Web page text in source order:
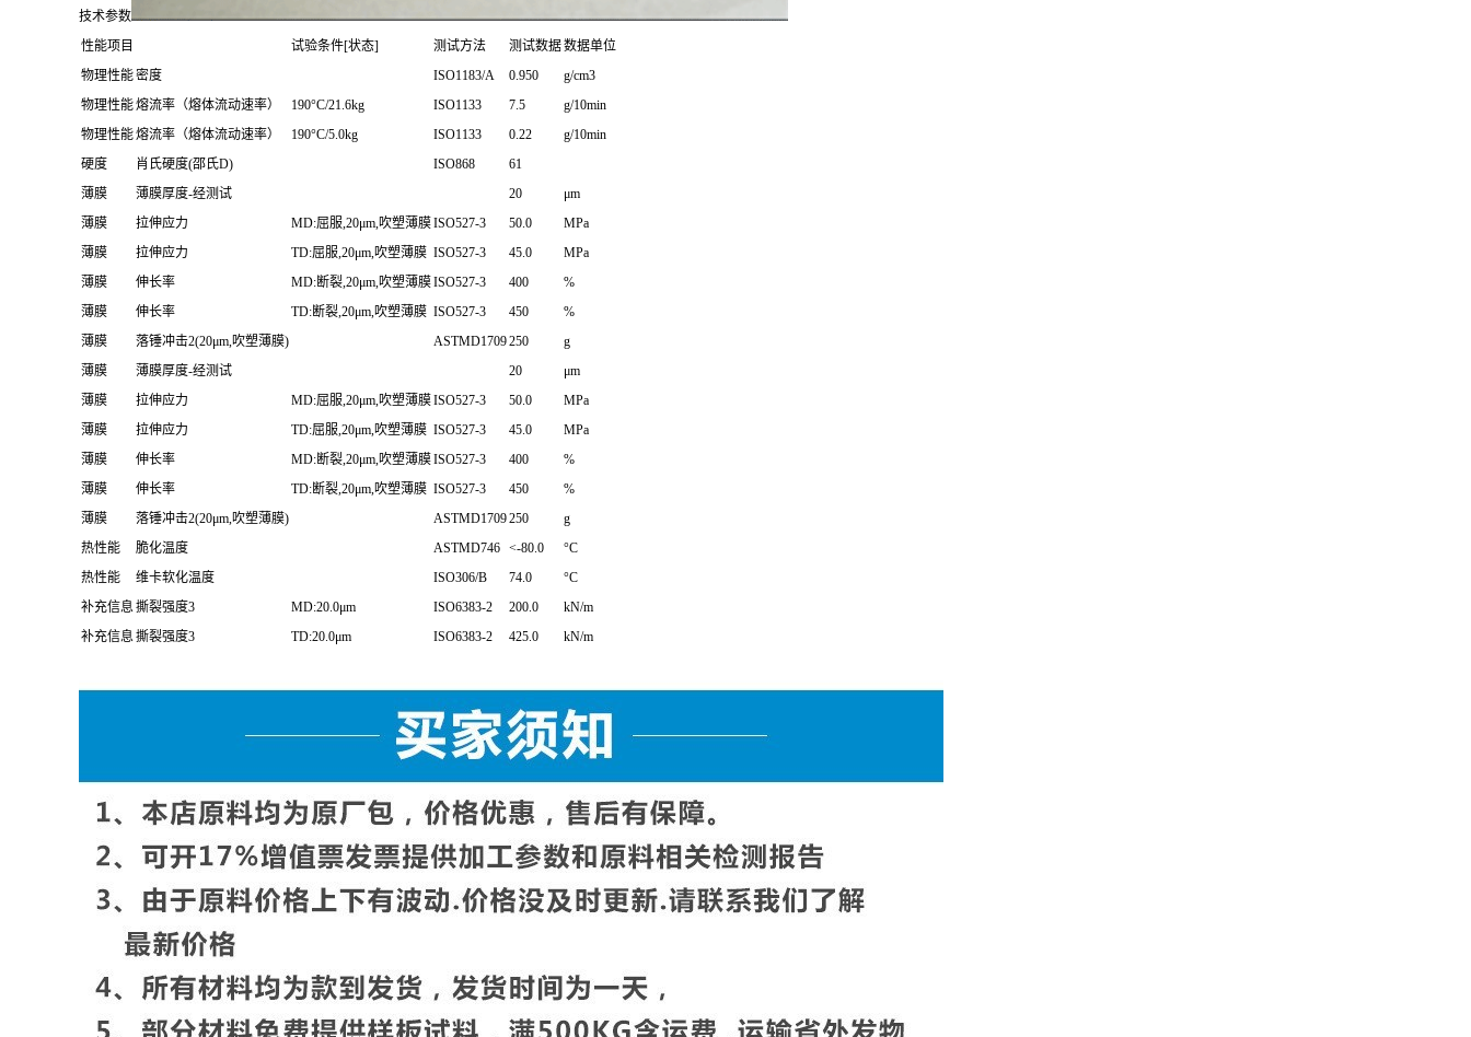
技术参数
性能项目
试验条件[状态] 测试方法 测试数据数据单位
物理性能密度 ISO1183/A 0.950
g/cm3
物理性能熔流率（熔体流动速率） 190°C/21.6kg ISO1133 7.5
g/10min
物理性能熔流率（熔体流动速率） 190°C/5.0kg ISO1133 0.22
g/10min
硬度
肖氏硬度(邵氏D) ISO868
61
薄膜
薄膜厚度-经测试 20
μm
薄膜
拉伸应力 MD:屈服,20μm,吹塑薄膜ISO527-3 50.0
MPa
薄膜
拉伸应力 TD:屈服,20μm,吹塑薄膜 ISO527-3 45.0
MPa
薄膜
伸长率 MD:断裂,20μm,吹塑薄膜ISO527-3 400
%
薄膜
伸长率 TD:断裂,20μm,吹塑薄膜 ISO527-3 450
%
薄膜
落锤冲击2(20μm,吹塑薄膜) ASTMD1709250
g
薄膜
薄膜厚度-经测试 20
μm
薄膜
拉伸应力 MD:屈服,20μm,吹塑薄膜ISO527-3 50.0
MPa
薄膜
拉伸应力 TD:屈服,20μm,吹塑薄膜 ISO527-3 45.0
MPa
薄膜
伸长率 MD:断裂,20μm,吹塑薄膜ISO527-3 400
%
薄膜
伸长率 TD:断裂,20μm,吹塑薄膜 ISO527-3 450
%
薄膜
落锤冲击2(20μm,吹塑薄膜) ASTMD1709250
g
热性能
脆化温度 ASTMD746 <-80.0
°C
热性能
维卡软化温度 ISO306/B 74.0
°C
补充信息撕裂强度3 MD:20.0μm ISO6383-2 200.0
kN/m
补充信息撕裂强度3 TD:20.0μm ISO6383-2 425.0 kN/m